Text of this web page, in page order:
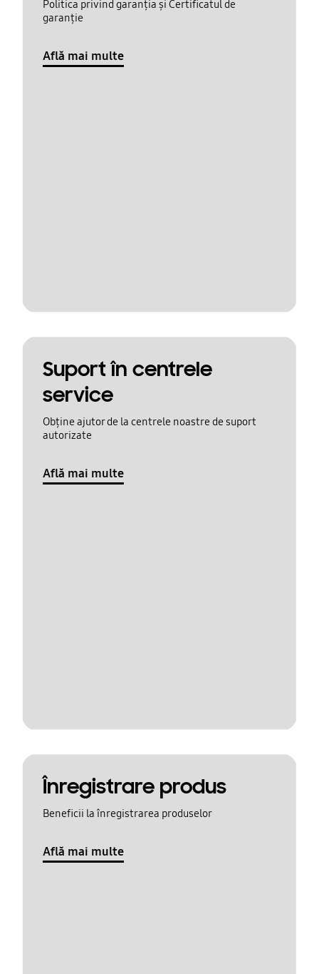
Politica privind garanția și Certificatul de
garanție
Află mai multe
Suport în centrele
service
Obține ajutor de la centrele noastre de suport
autorizate
Află mai multe
Înregistrare produs
Beneficii la înregistrarea produselor
Află mai multe